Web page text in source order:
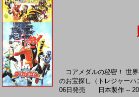
コアメダルの秘密！ 世
のお宝探し（トレジャー
06日発売 日本製作 --